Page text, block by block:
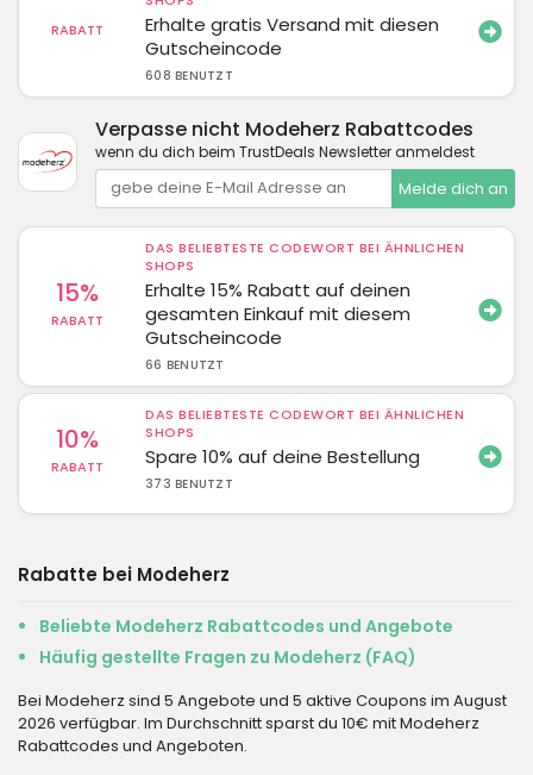
RABATT
Erhalte gratis Versand mit diesen
Gutscheincode
608 BENUTZT
Verpasse nicht Modeherz Rabattcodes
wenn du dich beim TrustDeals Newsletter anmeldest
Melde dich an
15%
RABATT
DAS BELIEBTESTE CODEWORT BEI ÄHNLICHEN
SHOPS
Erhalte 15% Rabatt auf deinen
gesamten Einkauf mit diesem
Gutscheincode
66 BENUTZT
10%
RABATT
DAS BELIEBTESTE CODEWORT BEI ÄHNLICHEN
SHOPS
Spare 10% auf deine Bestellung
373 BENUTZT
Rabatte bei Modeherz
Beliebte Modeherz Rabattcodes und Angebote
Häufig gestellte Fragen zu Modeherz (FAQ)
Bei Modeherz sind 5 Angebote und 5 aktive Coupons im August
2026 verfügbar. Im Durchschnitt sparst du 10€ mit Modeherz
Rabattcodes und Angeboten.